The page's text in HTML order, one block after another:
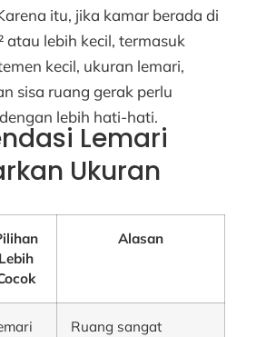
itu, jika kamar berada di
atau lebih kecil, termasuk
kecil, ukuran lemari,
sisa ruang gerak perlu
lebih hati-hati.
Lemari
Ukuran
Lebih
Alasan
Ruang sangat